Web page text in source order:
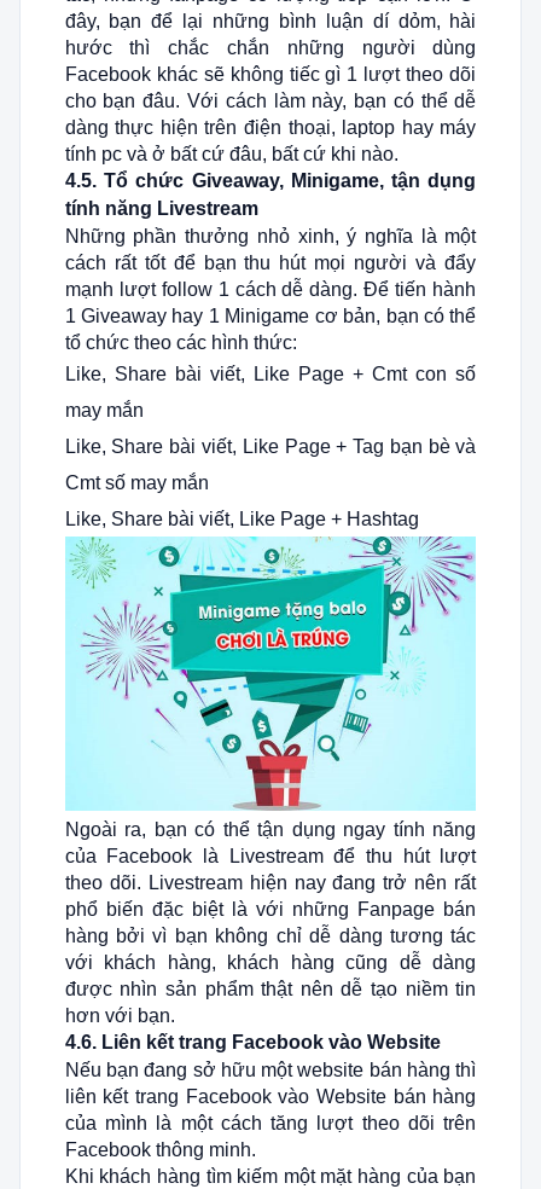
đây, bạn để lại những bình luận dí dỏm, hài
hước thì chắc chắn những người dùng
Facebook khác sẽ không tiếc gì 1 lượt theo dõi
cho bạn đâu. Với cách làm này, bạn có thể dễ
dàng thực hiện trên điện thoại, laptop hay máy
tính pc và ở bất cứ đâu, bất cứ khi nào.
4.5. Tổ chức Giveaway, Minigame, tận dụng
tính năng Livestream
Những phần thưởng nhỏ xinh, ý nghĩa là một
cách rất tốt để bạn thu hút mọi người và đẩy
mạnh lượt follow 1 cách dễ dàng. Để tiến hành
1 Giveaway hay 1 Minigame cơ bản, bạn có thể
tổ chức theo các hình thức:
Like, Share bài viết, Like Page + Cmt con số
may mắn
Like, Share bài viết, Like Page + Tag bạn bè và
Cmt số may mắn
Like, Share bài viết, Like Page + Hashtag
Ngoài ra, bạn có thể tận dụng ngay tính năng
của Facebook là Livestream để thu hút lượt
theo dõi. Livestream hiện nay đang trở nên rất
phổ biến đặc biệt là với những Fanpage bán
hàng bởi vì bạn không chỉ dễ dàng tương tác
với khách hàng, khách hàng cũng dễ dàng
được nhìn sản phẩm thật nên dễ tạo niềm tin
hơn với bạn.
4.6. Liên kết trang Facebook vào Website
Nếu bạn đang sở hữu một website bán hàng thì
liên kết trang Facebook vào Website bán hàng
của mình là một cách tăng lượt theo dõi trên
Facebook thông minh.
Khi khách hàng tìm kiếm một mặt hàng của bạn